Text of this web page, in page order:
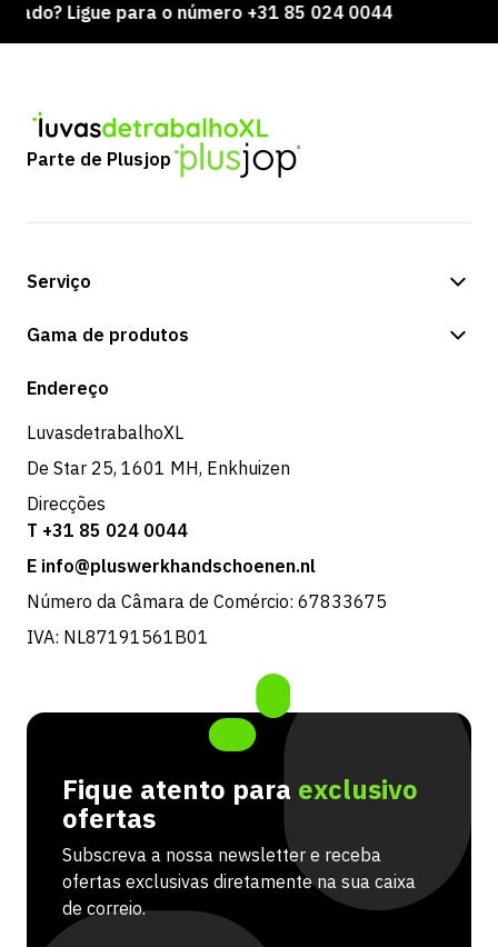
Ligue para o número +31 85 024 0044
Parte de Plusjop
Serviço
Opções de pagamento
Devoluções e serviço
Gama de produtos
Loja
Endereço
LuvasdetrabalhoXL
De Star 25, 1601 MH, Enkhuizen
Direcções
T +31 85 024 0044
E info@pluswerkhandschoenen.nl
Número da Câmara de Comércio: 67833675
IVA: NL87191561B01
Fique atento para exclusivo
ofertas
Subscreva a nossa newsletter e receba
ofertas exclusivas diretamente na sua caixa
de correio.